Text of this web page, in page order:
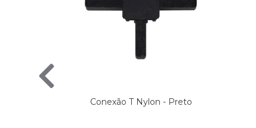
Conexão T Nylon - Preto